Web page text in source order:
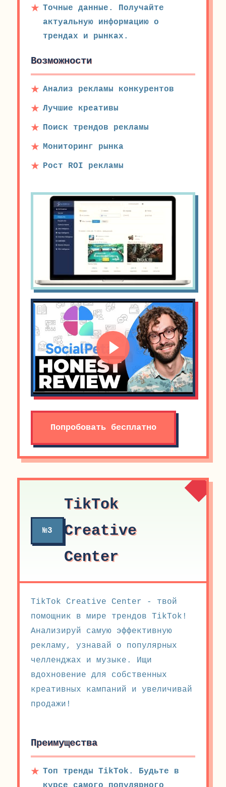
Точные данные. Получайте
актуальную информацию о
трендах и рынках.
Возможности
Анализ рекламы конкурентов
Лучшие креативы
Поиск трендов рекламы
Мониторинг рынка
Рост ROI рекламы
Попробовать бесплатно
№3
TikTok
Creative
Center
TikTok Creative Center - твой
помощник в мире трендов TikTok!
Анализируй самую эффективную
рекламу, узнавай о популярных
челленджах и музыке. Ищи
вдохновение для собственных
креативных кампаний и увеличивай
продажи!
Преимущества
Топ тренды TikTok. Будьте в